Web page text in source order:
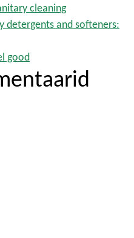
cleaning
detergents and softeners:
good